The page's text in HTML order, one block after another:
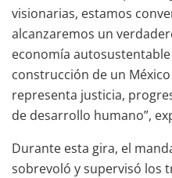
visionarias, estamos
alcanzaremos un
economía
construcción de un
representa justicia,
de desarrollo humano”,
Durante esta gira, el
sobrevoló y supervisó los